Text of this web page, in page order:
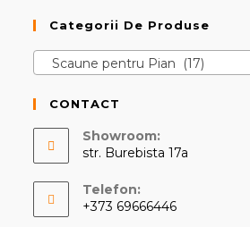
Categorii De Produse
Scaune pentru Pian (17)
CONTACT
Showroom:
str. Burebista 17a
Telefon:
+373 69666446